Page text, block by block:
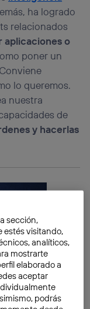
ha logrado
relacionados
aplicaciones o
poner un
lo queremos.
nuestra
de
y hacerlas
sección,
estés visitando,
analíticos,
mostrarte
elaborado a
aceptar
podrás